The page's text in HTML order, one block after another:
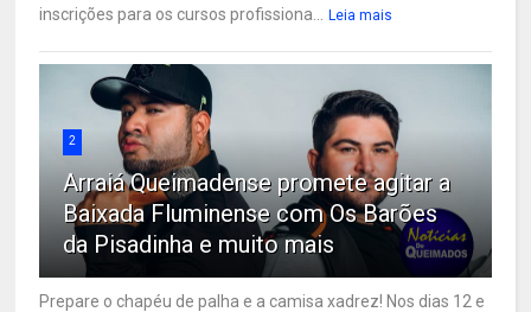
inscrições para os cursos profissiona...
Leia mais
2
Arraiá Queimadense promete agitar a
Baixada Fluminense com Os Barões
da Pisadinha e muito mais
Prepare o chapéu de palha e a camisa xadrez! Nos dias 12 e